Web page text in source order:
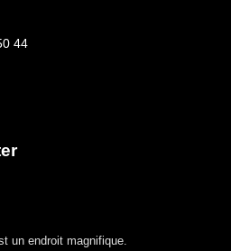
44
un endroit magnifique.